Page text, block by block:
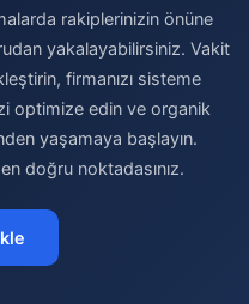
rakiplerinizin önüne
yakalayabilirsiniz. Vakit
firmanızı sisteme
optimize edin ve organik
yaşamaya başlayın.
doğru noktadasınız.